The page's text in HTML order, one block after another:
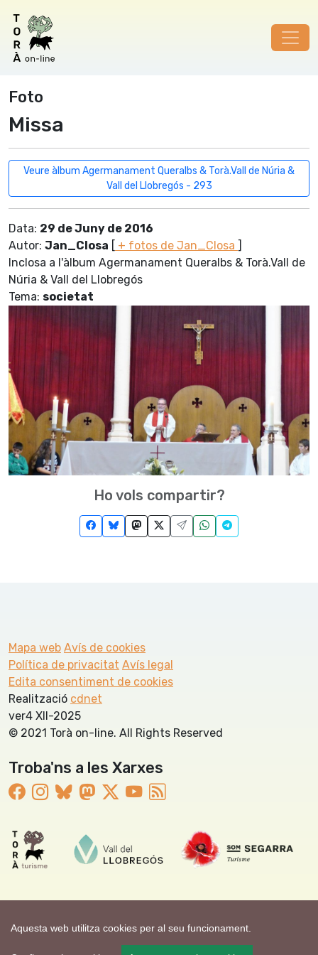
Aquesta web utilitza cookies per al seu funcionament.
Foto
Missa
Veure àlbum Agermanament Queralbs & Torà.Vall de Núria &
Vall del Llobregós - 293
Data: 29 de Juny de 2016
Autor: Jan_Closa [ + fotos de Jan_Closa ]
Inclosa a l'àlbum Agermanament Queralbs & Torà.Vall de
Núria & Vall del Llobregós
Tema: societat
Ho vols compartir?
Mapa web Avís de cookies
Política de privacitat Avís legal
Edita consentiment de cookies
Realització cdnet
ver4 XII-2025
© 2021 Torà on-line. All Rights Reserved
Troba'ns a les Xarxes